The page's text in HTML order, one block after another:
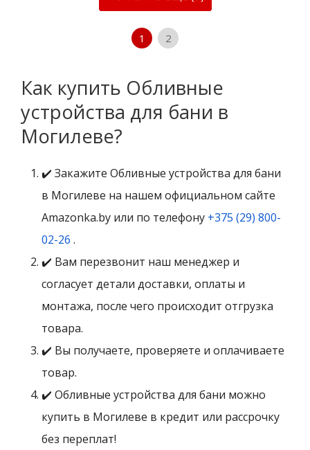
1 2
Как купить Обливные
устройства для бани в
Могилеве?
✔️ Закажите Обливные устройства для бани
в Могилеве на нашем официальном сайте
Amazonka.by или по телефону +375 (29) 800-
02-26 .
✔️ Вам перезвонит наш менеджер и
согласует детали доставки, оплаты и
монтажа, после чего происходит отгрузка
товара.
✔️ Вы получаете, проверяете и оплачиваете
товар.
✔️ Обливные устройства для бани можно
купить в Могилеве в кредит или рассрочку
без переплат!